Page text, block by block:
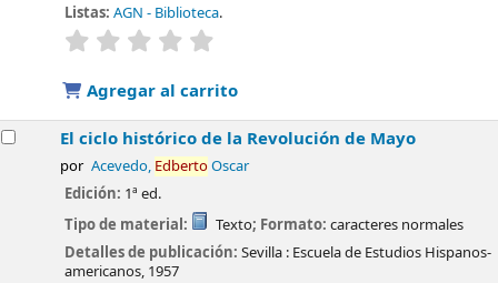
Listas: AGN - Biblioteca.
valoración
Agregar al carrito
El ciclo histórico de la Revolución de Mayo
por Acevedo, EdbertoOscar
Edición: 1ª ed.
Tipo de material:
Texto; Formato: caracteres normales
Detalles de publicación:Sevilla : Escuela de Estudios Hispanos-
americanos, 1957